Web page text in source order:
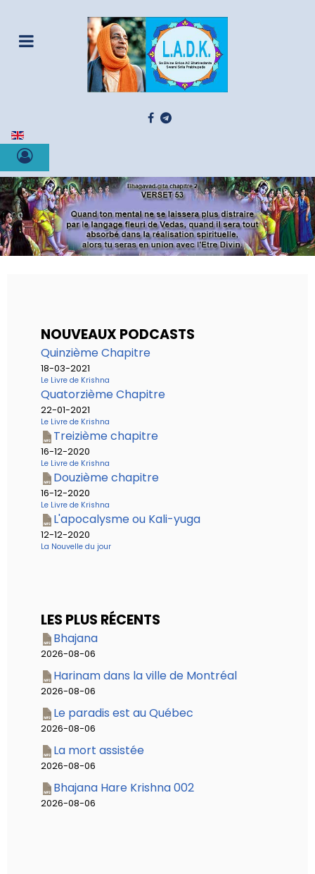
Sélectionnez votre langue
NOUVEAUX PODCASTS
Quinzième Chapitre
18-03-2021
Le Livre de Krishna
Quatorzième Chapitre
22-01-2021
Le Livre de Krishna
Treizième chapitre
16-12-2020
Le Livre de Krishna
Douzième chapitre
16-12-2020
Le Livre de Krishna
L'apocalysme ou Kali-yuga
12-12-2020
La Nouvelle du jour
LES PLUS RÉCENTS
Bhajana
2026-08-06
Harinam dans la ville de Montréal
2026-08-06
Le paradis est au Québec
2026-08-06
La mort assistée
2026-08-06
Bhajana Hare Krishna 002
2026-08-06